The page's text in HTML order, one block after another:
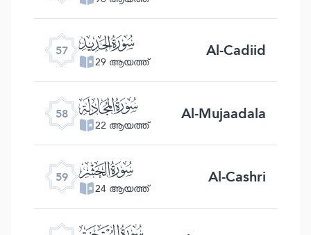
57 ﯦ
29 ആയത്ത് Al-Cadiid
58 ﯧ
22 ആയത്ത് Al-Mujaadala
59 ﯨ
24 ആയത്ത് Al-Cashri